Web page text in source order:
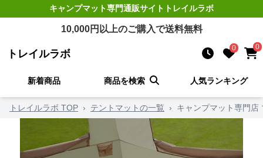
キャンプマット専門通販サイト トレイルラボ
10,000円以上のご購入で送料無料
トレイルラボ 0 0
新着商品 商品を検索 人気ランキング
トレイルラボ TOP › テントマットの一覧 › キャンプマット専門店